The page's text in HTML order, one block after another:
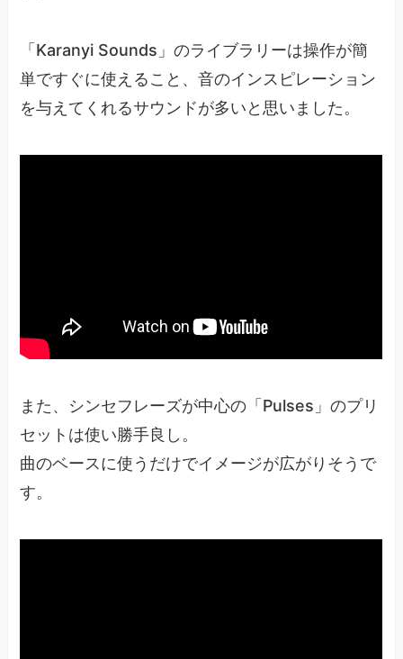
「Karanyi Sounds」のライブラリーは操作が簡
単ですぐに使えること、音のインスピレーション
を与えてくれるサウンドが多いと思いました。
また、シンセフレーズが中心の「Pulses」のプリ
セットは使い勝手良し。
曲のベースに使うだけでイメージが広がりそうで
す。